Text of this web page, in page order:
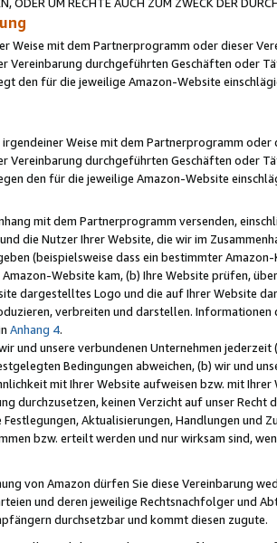
Weise mit dem Partnerprogramm oder dieser
Vereinbarung durchgeführten Geschäften oder
den für die jeweilige Amazon-Website
Weise mit dem Partnerprogramm
Vereinbarung durchgeführten Geschäften oder
den für die jeweilige Amazon-Website
mit dem Partnerprogramm versenden,
die Nutzer Ihrer Website, die wir im
(beispielsweise dass ein bestimmter
Website kam, (b) Ihre Website prüfen,
dargestelltes Logo und die auf Ihrer Website
verbreiten und darstellen.
Anhang 4.
und unsere verbundenen Unternehmen
Bedingungen abweichen, (b) wir und
mit Ihrer Website aufweisen bzw. mit
durchzusetzen, keinen Verzicht auf unser
Aktualisierungen, Handlungen und
bzw. erteilt werden und nur wirksam sind,
von Amazon dürfen Sie diese Vereinbarung
und deren jeweilige Rechtsnachfolger und
durchsetzbar und kommt diesen zugute.